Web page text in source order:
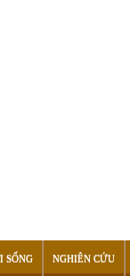
SỐNG NGHIÊN CỨU